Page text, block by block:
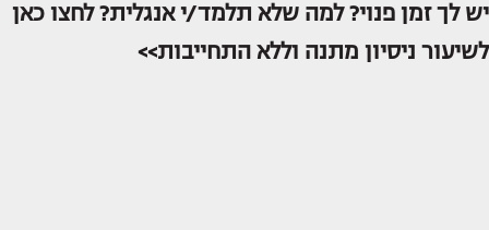
יש לך זמן פנוי? למה שלא תלמד/י אנגלית? לחצו כאן
לשיעור ניסיון מתנה וללא התחייבות>>